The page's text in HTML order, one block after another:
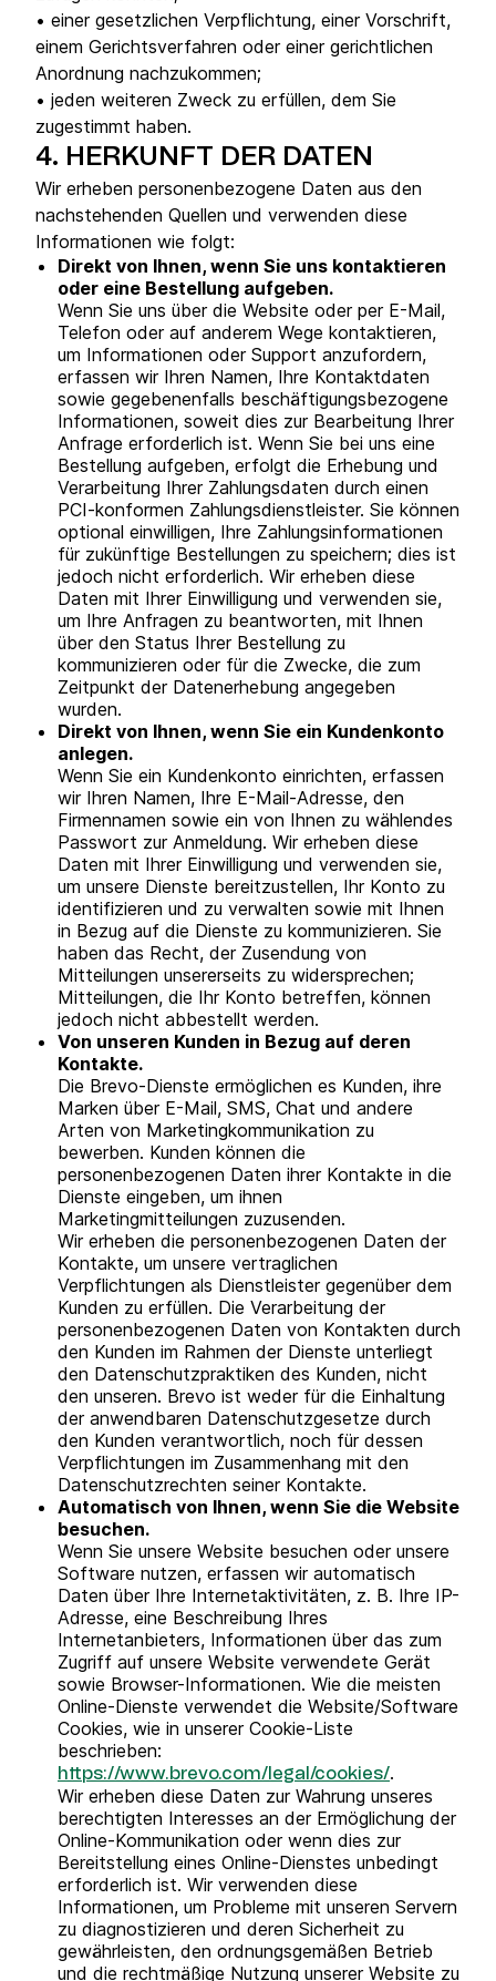
• einer gesetzlichen Verpflichtung, einer Vorschrift,
einem Gerichtsverfahren oder einer gerichtlichen
Anordnung nachzukommen;
• jeden weiteren Zweck zu erfüllen, dem Sie
zugestimmt haben.
4. HERKUNFT DER DATEN
Wir erheben personenbezogene Daten aus den
nachstehenden Quellen und verwenden diese
Informationen wie folgt:
Direkt von Ihnen, wenn Sie uns kontaktieren
oder eine Bestellung aufgeben.
Wenn Sie uns über die Website oder per E-Mail,
Telefon oder auf anderem Wege kontaktieren,
um Informationen oder Support anzufordern,
erfassen wir Ihren Namen, Ihre Kontaktdaten
sowie gegebenenfalls beschäftigungsbezogene
Informationen, soweit dies zur Bearbeitung Ihrer
Anfrage erforderlich ist. Wenn Sie bei uns eine
Bestellung aufgeben, erfolgt die Erhebung und
Verarbeitung Ihrer Zahlungsdaten durch einen
PCI-konformen Zahlungsdienstleister. Sie können
optional einwilligen, Ihre Zahlungsinformationen
für zukünftige Bestellungen zu speichern; dies ist
jedoch nicht erforderlich. Wir erheben diese
Daten mit Ihrer Einwilligung und verwenden sie,
um Ihre Anfragen zu beantworten, mit Ihnen
über den Status Ihrer Bestellung zu
kommunizieren oder für die Zwecke, die zum
Zeitpunkt der Datenerhebung angegeben
wurden.
Direkt von Ihnen, wenn Sie ein Kundenkonto
anlegen.
Wenn Sie ein Kundenkonto einrichten, erfassen
wir Ihren Namen, Ihre E-Mail-Adresse, den
Firmennamen sowie ein von Ihnen zu wählendes
Passwort zur Anmeldung. Wir erheben diese
Daten mit Ihrer Einwilligung und verwenden sie,
um unsere Dienste bereitzustellen, Ihr Konto zu
identifizieren und zu verwalten sowie mit Ihnen
in Bezug auf die Dienste zu kommunizieren. Sie
haben das Recht, der Zusendung von
Mitteilungen unsererseits zu widersprechen;
Mitteilungen, die Ihr Konto betreffen, können
jedoch nicht abbestellt werden.
Von unseren Kunden in Bezug auf deren
Kontakte.
Die Brevo-Dienste ermöglichen es Kunden, ihre
Marken über E-Mail, SMS, Chat und andere
Arten von Marketingkommunikation zu
bewerben. Kunden können die
personenbezogenen Daten ihrer Kontakte in die
Dienste eingeben, um ihnen
Marketingmitteilungen zuzusenden.
Wir erheben die personenbezogenen Daten der
Kontakte, um unsere vertraglichen
Verpflichtungen als Dienstleister gegenüber dem
Kunden zu erfüllen. Die Verarbeitung der
personenbezogenen Daten von Kontakten durch
den Kunden im Rahmen der Dienste unterliegt
den Datenschutzpraktiken des Kunden, nicht
den unseren. Brevo ist weder für die Einhaltung
der anwendbaren Datenschutzgesetze durch
den Kunden verantwortlich, noch für dessen
Verpflichtungen im Zusammenhang mit den
Datenschutzrechten seiner Kontakte.
Automatisch von Ihnen, wenn Sie die Website
besuchen.
Wenn Sie unsere Website besuchen oder unsere
Software nutzen, erfassen wir automatisch
Daten über Ihre Internetaktivitäten, z. B. Ihre IP-
Adresse, eine Beschreibung Ihres
Internetanbieters, Informationen über das zum
Zugriff auf unsere Website verwendete Gerät
sowie Browser-Informationen. Wie die meisten
Online-Dienste verwendet die Website/Software
Cookies, wie in unserer Cookie-Liste
beschrieben:
https://www.brevo.com/legal/cookies/.
Wir erheben diese Daten zur Wahrung unseres
berechtigten Interesses an der Ermöglichung der
Online-Kommunikation oder wenn dies zur
Bereitstellung eines Online-Dienstes unbedingt
erforderlich ist. Wir verwenden diese
Informationen, um Probleme mit unseren Servern
zu diagnostizieren und deren Sicherheit zu
gewährleisten, den ordnungsgemäßen Betrieb
und die rechtmäßige Nutzung unserer Website zu